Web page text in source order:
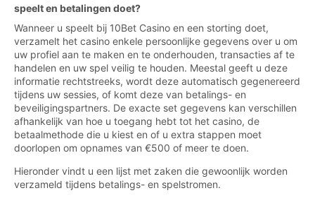
speelt en betalingen doet?
Wanneer u speelt bij 10Bet Casino en een storting doet,
verzamelt het casino enkele persoonlijke gegevens over u om
uw profiel aan te maken en te onderhouden, transacties af te
handelen en uw spel veilig te houden. Meestal geeft u deze
informatie rechtstreeks, wordt deze automatisch gegenereerd
tijdens uw sessies, of komt deze van betalings- en
beveiligingspartners. De exacte set gegevens kan verschillen
afhankelijk van hoe u toegang hebt tot het casino, de
betaalmethode die u kiest en of u extra stappen moet
doorlopen om opnames van €500 of meer te doen.
Hieronder vindt u een lijst met zaken die gewoonlijk worden
verzameld tijdens betalings- en spelstromen.